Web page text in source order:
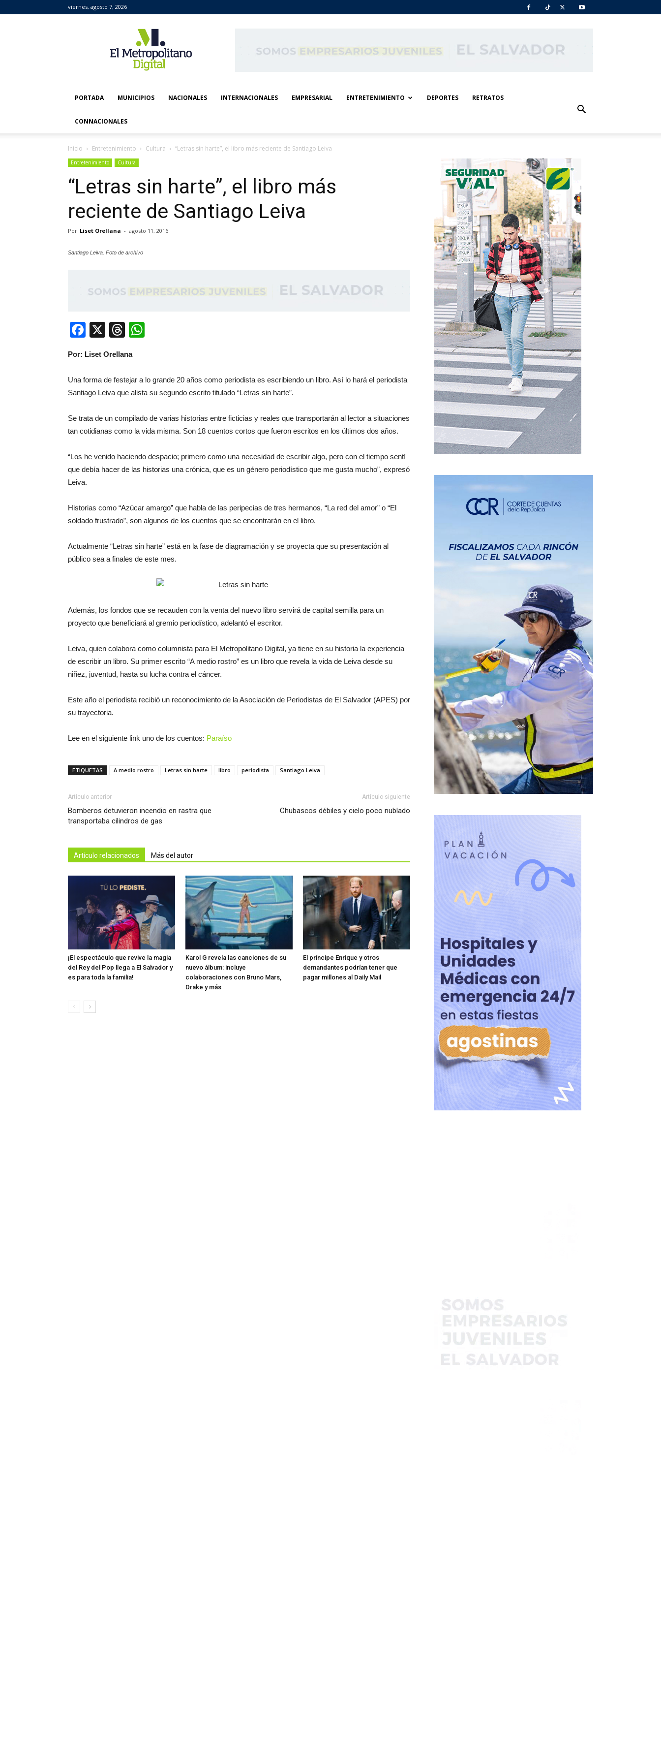
viernes, agosto 7, 2026
Metropolitano
Digital
PORTADA MUNICIPIOS NACIONALES INTERNACIONALES EMPRESARIAL ENTRETENIMIENTO DEPORTES RETRATOS
CONNACIONALES
Inicio Entretenimiento Cultura “Letras sin harte”, el libro más reciente de Santiago Leiva
Entretenimiento Cultura
“Letras sin harte”, el libro más
reciente de Santiago Leiva
Por Liset Orellana - agosto 11, 2016
Santiago Leiva. Foto de archivo
Facebook
X Threads
Por: Liset Orellana
Una forma de festejar a lo grande 20 años como periodista es escribiendo un libro. Así lo hará el periodista
Santiago Leiva que alista su segundo escrito titulado “Letras sin harte”.
Se trata de un compilado de varias historias entre ficticias y reales que transportarán al lector a situaciones
tan cotidianas como la vida misma. Son 18 cuentos cortos que fueron escritos en los últimos dos años.
“Los he venido haciendo despacio; primero como una necesidad de escribir algo, pero con el tiempo sentí
que debía hacer de las historias una crónica, que es un género periodístico que me gusta mucho”, expresó
Leiva.
Historias como “Azúcar amargo” que habla de las peripecias de tres hermanos, “La red del amor” o “El
soldado frustrado”, son algunos de los cuentos que se encontrarán en el libro.
Actualmente “Letras sin harte” está en la fase de diagramación y se proyecta que su presentación al
público sea a finales de este mes.
Además, los fondos que se recauden con la venta del nuevo libro servirá de capital semilla para un
proyecto que beneficiará al gremio periodístico, adelantó el escritor.
Leiva, quien colabora como columnista para El Metropolitano Digital, ya tiene en su historia la experiencia
de escribir un libro. Su primer escrito “A medio rostro” es un libro que revela la vida de Leiva desde su
niñez, juventud, hasta su lucha contra el cáncer.
Este año el periodista recibió un reconocimiento de la Asociación de Periodistas de El Salvador (APES) por
su trayectoria.
Lee en el siguiente link uno de los cuentos: Paraíso
ETIQUETAS A medio rostro Letras sin harte libro periodista Santiago Leiva
Artículo anterior
Bomberos detuvieron incendio en rastra que
transportaba cilindros de gas
Artículo siguiente
Chubascos débiles y cielo poco nublado
Artículo relacionados Más del autor
¡El espectáculo que revive la magia
del Rey del Pop llega a El Salvador y
es para toda la familia!
Karol G revela las canciones de su
nuevo álbum: incluye
colaboraciones con Bruno Mars,
Drake y más
El príncipe Enrique y otros
demandantes podrían tener que
pagar millones al Daily Mail